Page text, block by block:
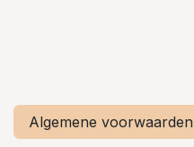
Algemene voorwaarden